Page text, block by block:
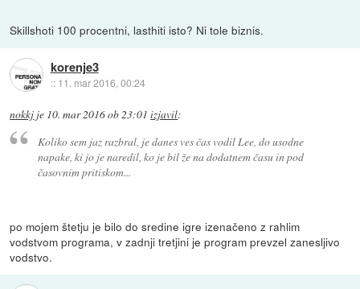
Skillshoti 100 procentni, lasthiti isto? Ni tole biznis.
korenje3
:: 11. mar 2016, 00:24
nokkj je 10. mar 2016 ob 23:01 izjavil:
Koliko sem jaz razbral, je danes ves čas vodil Lee, do usodne
napake, ki jo je naredil, ko je bil že na dodatnem času in pod
časovnim pritiskom...
po mojem štetju je bilo do sredine igre izenačeno z rahlim
vodstvom programa, v zadnji tretjini je program prevzel zanesljivo
vodstvo.